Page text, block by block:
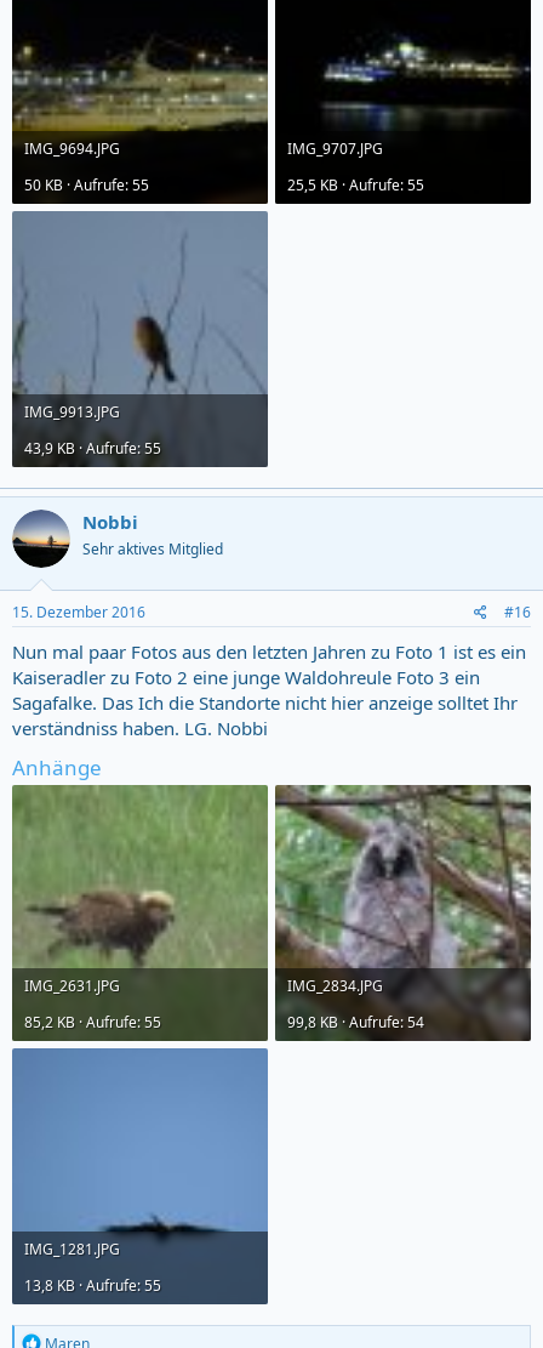
IMG_9694.JPG
50 KB · Aufrufe: 55
IMG_9707.JPG
25,5 KB · Aufrufe: 55
IMG_9913.JPG
43,9 KB · Aufrufe: 55
Nobbi
Sehr aktives Mitglied
15. Dezember 2016 #16
Nun mal paar Fotos aus den letzten Jahren zu Foto 1 ist es ein
Kaiseradler zu Foto 2 eine junge Waldohreule Foto 3 ein
Sagafalke. Das Ich die Standorte nicht hier anzeige solltet Ihr
verständniss haben. LG. Nobbi
Anhänge
IMG_2631.JPG
85,2 KB · Aufrufe: 55
IMG_2834.JPG
99,8 KB · Aufrufe: 54
IMG_1281.JPG
13,8 KB · Aufrufe: 55
R
Maren